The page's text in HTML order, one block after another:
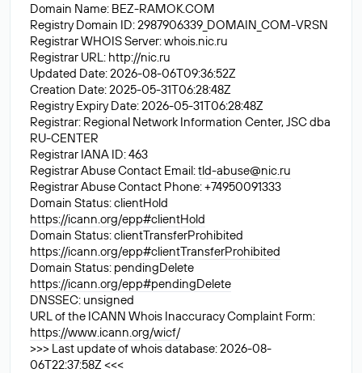
Domain Name: BEZ-RAMOK.COM
Registry Domain ID: 2987906339_DOMAIN_COM-VRSN
Registrar WHOIS Server: whois.nic.ru
Registrar URL: http://nic.ru
Updated Date: 2026-08-06T09:36:52Z
Creation Date: 2025-05-31T06:28:48Z
Registry Expiry Date: 2026-05-31T06:28:48Z
Registrar: Regional Network Information Center, JSC dba
RU-CENTER
Registrar IANA ID: 463
Registrar Abuse Contact Email:tld-abuse@nic.ru
Registrar Abuse Contact Phone: +74950091333
Domain Status: clientHold
https://icann.org/epp#clientHold
Domain Status: clientTransferProhibited
https://icann.org/epp#clientTransferProhibited
Domain Status: pendingDelete
https://icann.org/epp#pendingDelete
DNSSEC: unsigned
URL of the ICANN Whois Inaccuracy Complaint Form:
https://www.icann.org/wicf/
>>> Last update of whois database: 2026-08-
06T22:37:58Z <<<